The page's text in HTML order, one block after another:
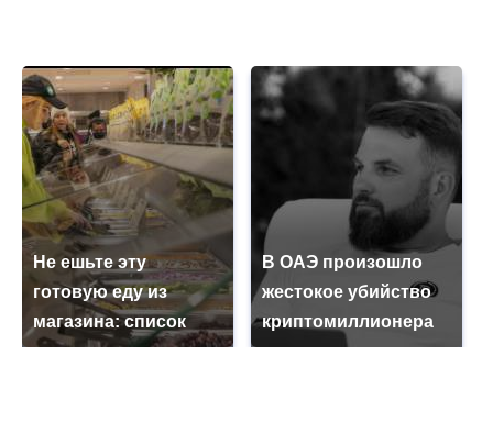
Не ешьте эту
готовую еду из
магазина: список
В ОАЭ произошло
жестокое убийство
криптомиллионера